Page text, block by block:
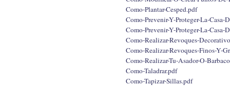
Como-Plantar-Cesped.pdf
Como-Prevenir-Y-Proteger-La-Casa-
Como-Prevenir-Y-Proteger-La-Casa-
Como-Realizar-Revoques-
Como-Realizar-Revoques-Finos-Y-
Como-Realizar-Tu-Asador-O-
Como-Taladrar.pdf
Como-Tapizar-Sillas.pdf